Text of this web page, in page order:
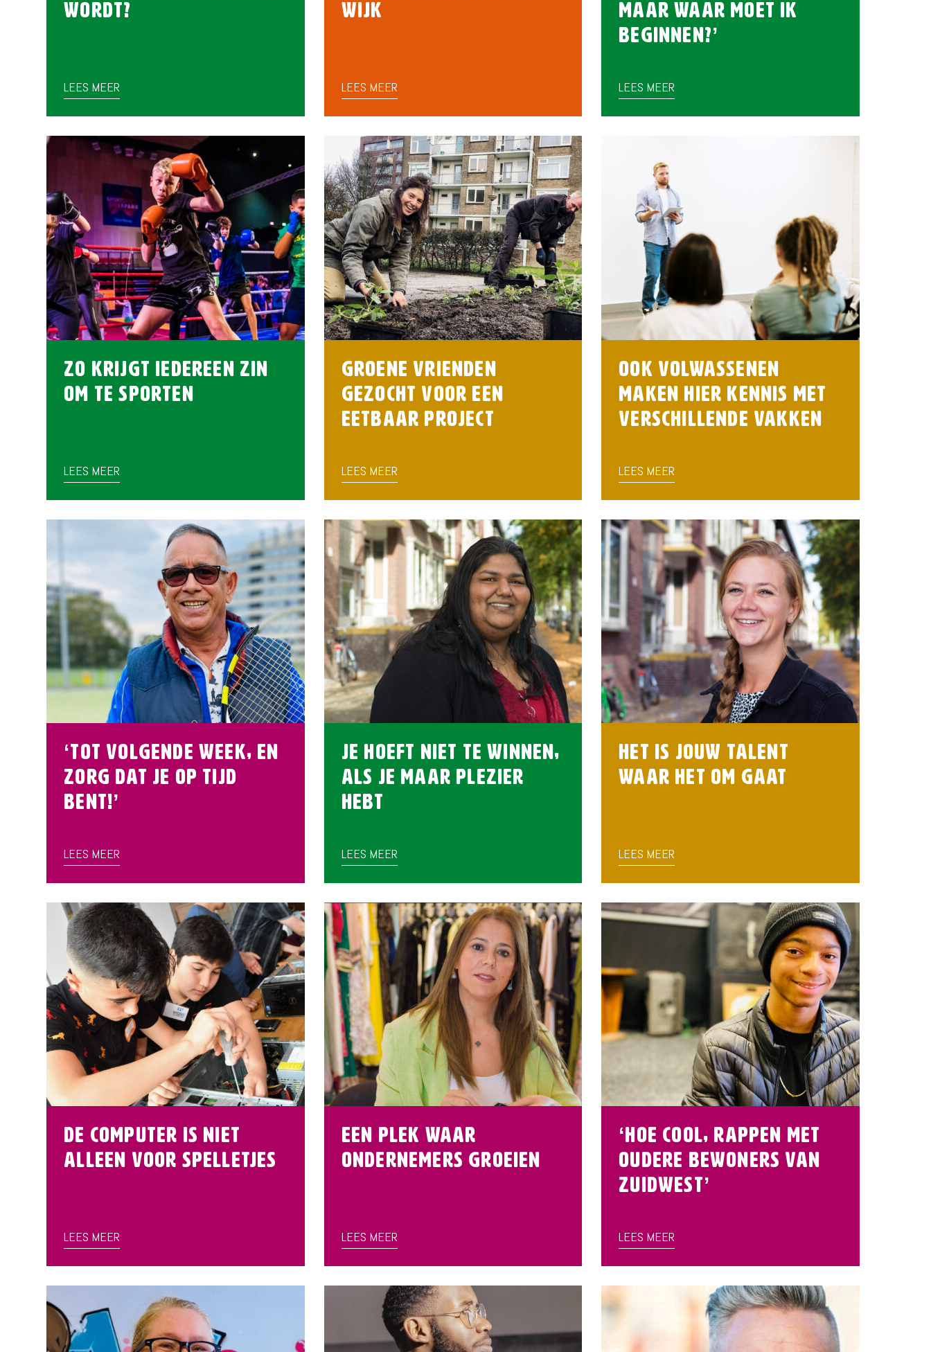
wordt?
LEES MEER
wijk
LEES MEER
maar waar moet ik
beginnen?’
LEES MEER
Zo krijgt iedereen zin
om te sporten
LEES MEER
Groene vrienden
gezocht voor een
eetbaar project
LEES MEER
Ook volwassenen
maken hier kennis met
verschillende vakken
LEES MEER
‘Tot volgende week, en
zorg dat je op tijd
bent!’
LEES MEER
Je hoeft niet te winnen,
als je maar plezier
hebt
LEES MEER
Het is jouw talent
waar het om gaat
LEES MEER
De computer is niet
alleen voor spelletjes
LEES MEER
Een plek waar
ondernemers groeien
LEES MEER
‘Hoe cool, rappen met
oudere bewoners van
Zuidwest’
LEES MEER